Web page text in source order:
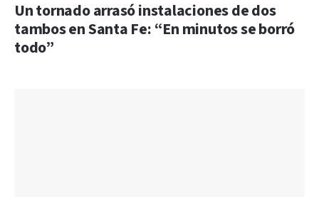
Un tornado arrasó instalaciones de dos
tambos en Santa Fe: “En minutos se borró
todo”